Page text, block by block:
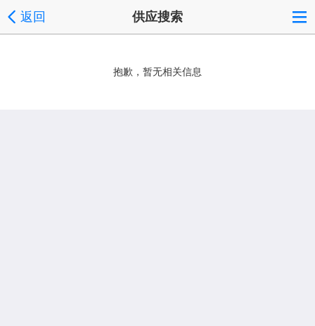
返回 供应搜索
抱歉，暂无相关信息